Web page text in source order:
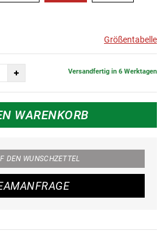
Größentabelle
Versandfertig in 6 Werktagen
WARENKORB
DEN WUNSCHZETTEL